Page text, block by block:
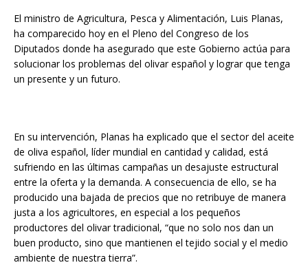
El ministro de Agricultura, Pesca y Alimentación, Luis Planas,
ha comparecido hoy en el Pleno del Congreso de los
Diputados donde ha asegurado que este Gobierno actúa para
solucionar los problemas del olivar español y lograr que tenga
un presente y un futuro.
En su intervención, Planas ha explicado que el sector del aceite
de oliva español, líder mundial en cantidad y calidad, está
sufriendo en las últimas campañas un desajuste estructural
entre la oferta y la demanda. A consecuencia de ello, se ha
producido una bajada de precios que no retribuye de manera
justa a los agricultores, en especial a los pequeños
productores del olivar tradicional, “que no solo nos dan un
buen producto, sino que mantienen el tejido social y el medio
ambiente de nuestra tierra”.